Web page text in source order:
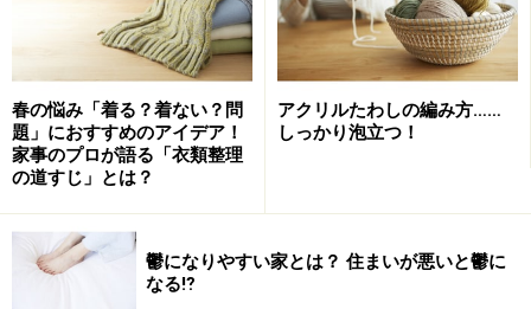
ふと、問いたくなる。「なぜ、私にばかりこの負担
が…？」。
でも待ってください。エッセンシャルワーカー（生活を
営む上で欠かせない仕事に従事している人）でない限
春の悩み「着る？着ない？問
題」におすすめのアイデア！
家事のプロが語る「衣類整理
の道すじ」とは？
アクリルたわしの編み方……
しっかり泡立つ！
鬱になりやすい家とは？ 住まいが悪いと鬱に
なる⁉